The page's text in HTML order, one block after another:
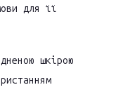
для її
шкірою